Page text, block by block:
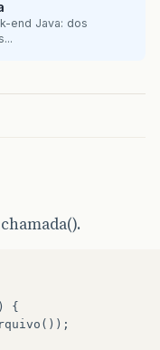
end Java: dos
{
());